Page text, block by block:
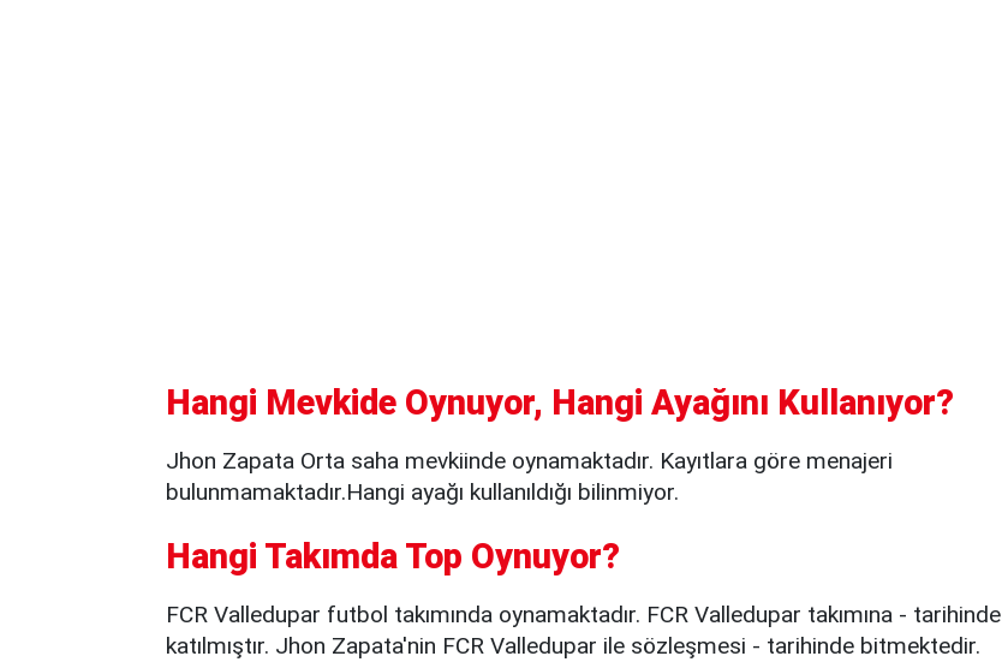
Hangi Mevkide Oynuyor, Hangi Ayağını Kullanıyor?
Jhon Zapata Orta saha mevkiinde oynamaktadır. Kayıtlara göre menajeri
bulunmamaktadır.Hangi ayağı kullanıldığı bilinmiyor.
Hangi Takımda Top Oynuyor?
FCR Valledupar futbol takımında oynamaktadır. FCR Valledupar takımına - tarihinde
katılmıştır. Jhon Zapata'nin FCR Valledupar ile sözleşmesi - tarihinde bitmektedir.